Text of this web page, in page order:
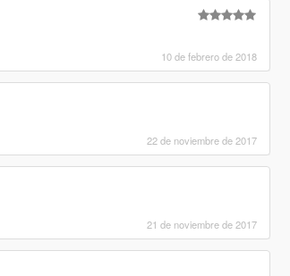
10 de febrero de 2018
22 de noviembre de 2017
21 de noviembre de 2017